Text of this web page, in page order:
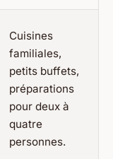
Cuisines
familiales,
petits buffets,
préparations
pour deux à
quatre
personnes.